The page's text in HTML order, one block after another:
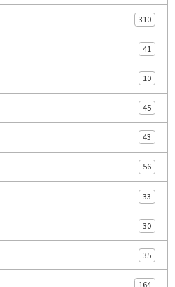
310
41
10
45
43
56
33
30
35
164